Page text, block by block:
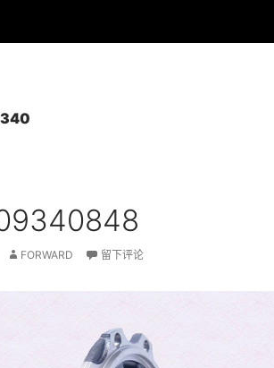
FORWARD 留下评论